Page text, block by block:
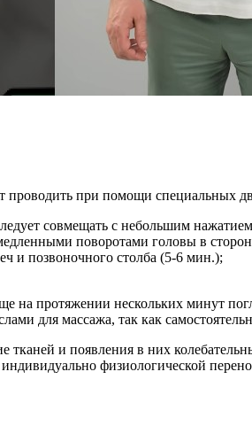
при помощи специальных
совмещать с небольшим
поворотами головы в
и позвоночного столба (5-6 мин.);
на протяжении нескольких минут
для массажа, так как
и появления в них
физиологической